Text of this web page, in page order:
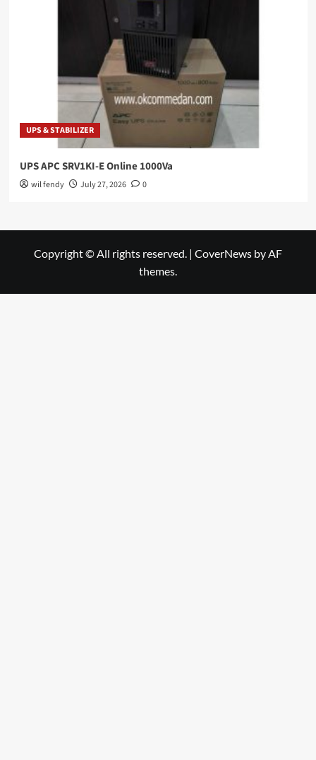
UPS & STABILIZER
UPS APC SRV1KI-E Online 1000Va
wil fendy July 27, 2026 0
Copyright © All rights reserved. | CoverNews by AF
themes.